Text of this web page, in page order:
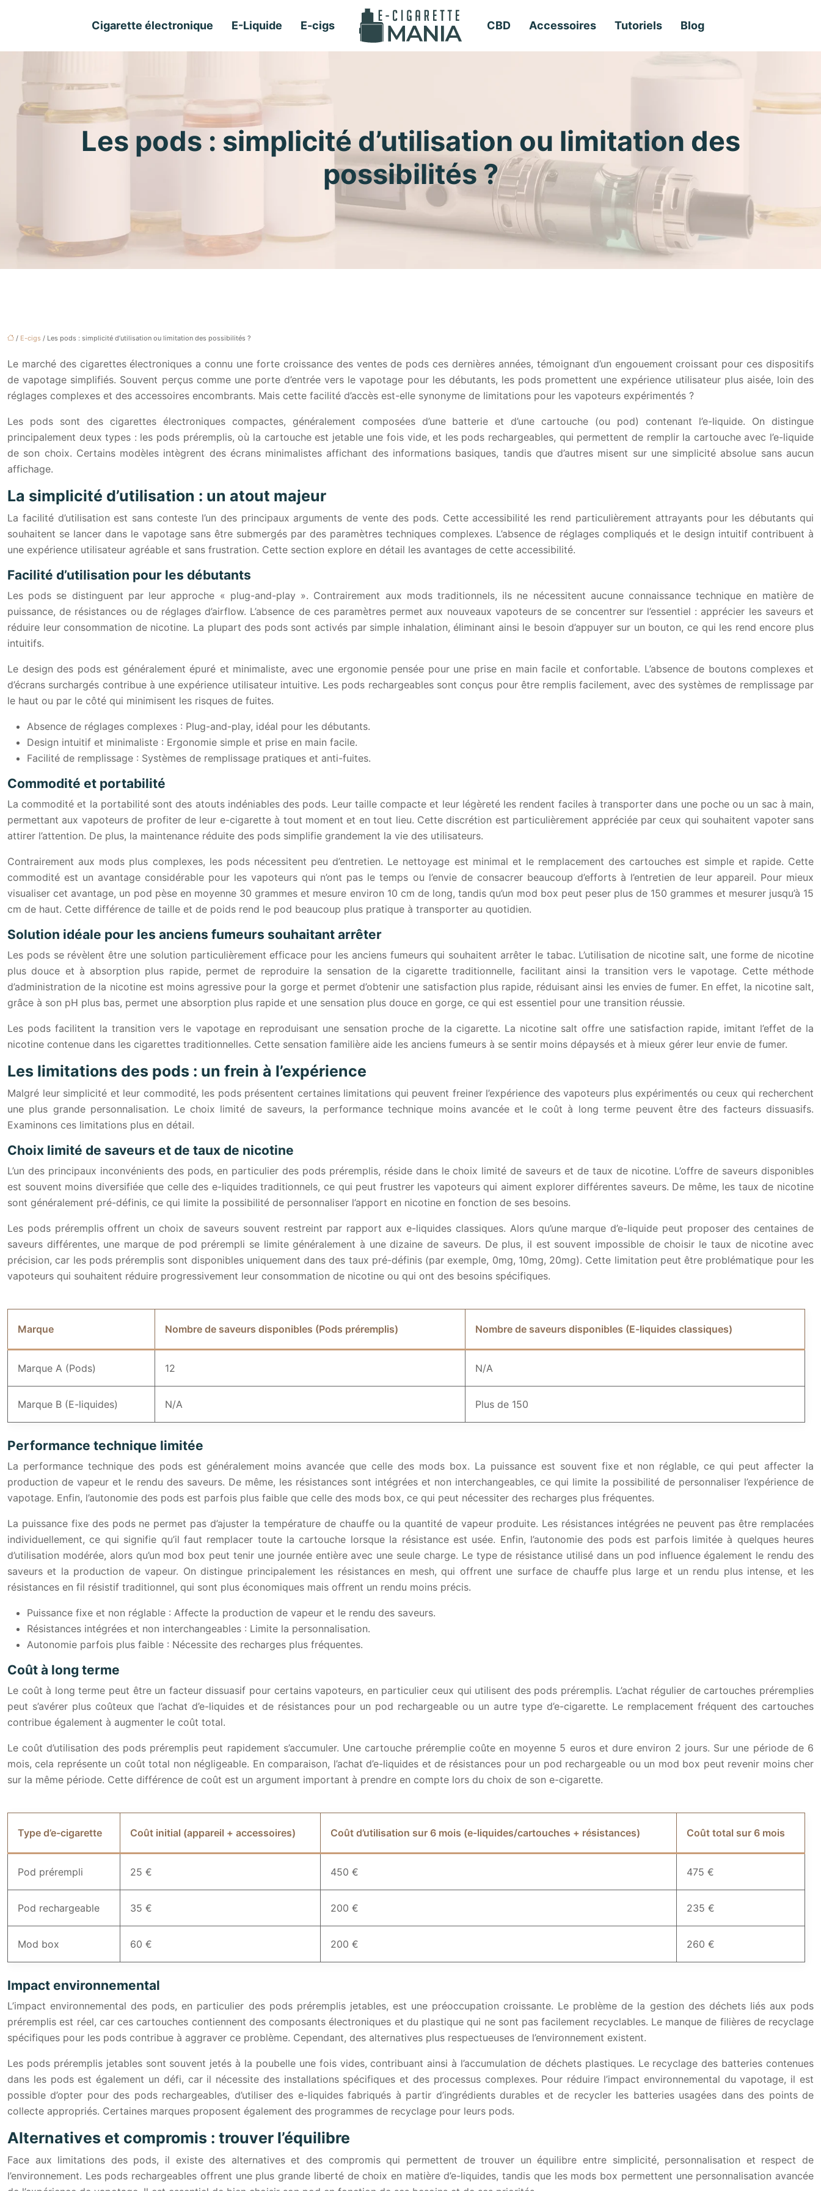
E-cigs
E-Liquide
Cigarette électronique CBD Accessoires Tutoriels Blog
Les pods : simplicité d’utilisation ou limitation des
possibilités ?
/ E-cigs / Les pods : simplicité d’utilisation ou limitation des possibilités ?
Le marché des cigarettes électroniques a connu une forte croissance des ventes de pods ces dernières années, témoignant d’un engouement croissant pour ces dispositifs
de vapotage simplifiés. Souvent perçus comme une porte d’entrée vers le vapotage pour les débutants, les pods promettent une expérience utilisateur plus aisée, loin des
réglages complexes et des accessoires encombrants. Mais cette facilité d’accès est-elle synonyme de limitations pour les vapoteurs expérimentés ?
Les pods sont des cigarettes électroniques compactes, généralement composées d’une batterie et d’une cartouche (ou pod) contenant l’e-liquide. On distingue
principalement deux types : les pods préremplis, où la cartouche est jetable une fois vide, et les pods rechargeables, qui permettent de remplir la cartouche avec l’e-liquide
de son choix. Certains modèles intègrent des écrans minimalistes affichant des informations basiques, tandis que d’autres misent sur une simplicité absolue sans aucun
affichage.
La simplicité d’utilisation : un atout majeur
La facilité d’utilisation est sans conteste l’un des principaux arguments de vente des pods. Cette accessibilité les rend particulièrement attrayants pour les débutants qui
souhaitent se lancer dans le vapotage sans être submergés par des paramètres techniques complexes. L’absence de réglages compliqués et le design intuitif contribuent à
une expérience utilisateur agréable et sans frustration. Cette section explore en détail les avantages de cette accessibilité.
Facilité d’utilisation pour les débutants
Les pods se distinguent par leur approche « plug-and-play ». Contrairement aux mods traditionnels, ils ne nécessitent aucune connaissance technique en matière de
puissance, de résistances ou de réglages d’airflow. L’absence de ces paramètres permet aux nouveaux vapoteurs de se concentrer sur l’essentiel : apprécier les saveurs et
réduire leur consommation de nicotine. La plupart des pods sont activés par simple inhalation, éliminant ainsi le besoin d’appuyer sur un bouton, ce qui les rend encore plus
intuitifs.
Le design des pods est généralement épuré et minimaliste, avec une ergonomie pensée pour une prise en main facile et confortable. L’absence de boutons complexes et
d’écrans surchargés contribue à une expérience utilisateur intuitive. Les pods rechargeables sont conçus pour être remplis facilement, avec des systèmes de remplissage par
le haut ou par le côté qui minimisent les risques de fuites.
Absence de réglages complexes : Plug-and-play, idéal pour les débutants.
Design intuitif et minimaliste : Ergonomie simple et prise en main facile.
Facilité de remplissage : Systèmes de remplissage pratiques et anti-fuites.
Commodité et portabilité
La commodité et la portabilité sont des atouts indéniables des pods. Leur taille compacte et leur légèreté les rendent faciles à transporter dans une poche ou un sac à main,
permettant aux vapoteurs de profiter de leur e-cigarette à tout moment et en tout lieu. Cette discrétion est particulièrement appréciée par ceux qui souhaitent vapoter sans
attirer l’attention. De plus, la maintenance réduite des pods simplifie grandement la vie des utilisateurs.
Contrairement aux mods plus complexes, les pods nécessitent peu d’entretien. Le nettoyage est minimal et le remplacement des cartouches est simple et rapide. Cette
commodité est un avantage considérable pour les vapoteurs qui n’ont pas le temps ou l’envie de consacrer beaucoup d’efforts à l’entretien de leur appareil. Pour mieux
visualiser cet avantage, un pod pèse en moyenne 30 grammes et mesure environ 10 cm de long, tandis qu’un mod box peut peser plus de 150 grammes et mesurer jusqu’à 15
cm de haut. Cette différence de taille et de poids rend le pod beaucoup plus pratique à transporter au quotidien.
Solution idéale pour les anciens fumeurs souhaitant arrêter
Les pods se révèlent être une solution particulièrement efficace pour les anciens fumeurs qui souhaitent arrêter le tabac. L’utilisation de nicotine salt, une forme de nicotine
plus douce et à absorption plus rapide, permet de reproduire la sensation de la cigarette traditionnelle, facilitant ainsi la transition vers le vapotage. Cette méthode
d’administration de la nicotine est moins agressive pour la gorge et permet d’obtenir une satisfaction plus rapide, réduisant ainsi les envies de fumer. En effet, la nicotine salt,
grâce à son pH plus bas, permet une absorption plus rapide et une sensation plus douce en gorge, ce qui est essentiel pour une transition réussie.
Les pods facilitent la transition vers le vapotage en reproduisant une sensation proche de la cigarette. La nicotine salt offre une satisfaction rapide, imitant l’effet de la
nicotine contenue dans les cigarettes traditionnelles. Cette sensation familière aide les anciens fumeurs à se sentir moins dépaysés et à mieux gérer leur envie de fumer.
Les limitations des pods : un frein à l’expérience
Malgré leur simplicité et leur commodité, les pods présentent certaines limitations qui peuvent freiner l’expérience des vapoteurs plus expérimentés ou ceux qui recherchent
une plus grande personnalisation. Le choix limité de saveurs, la performance technique moins avancée et le coût à long terme peuvent être des facteurs dissuasifs.
Examinons ces limitations plus en détail.
Choix limité de saveurs et de taux de nicotine
L’un des principaux inconvénients des pods, en particulier des pods préremplis, réside dans le choix limité de saveurs et de taux de nicotine. L’offre de saveurs disponibles
est souvent moins diversifiée que celle des e-liquides traditionnels, ce qui peut frustrer les vapoteurs qui aiment explorer différentes saveurs. De même, les taux de nicotine
sont généralement pré-définis, ce qui limite la possibilité de personnaliser l’apport en nicotine en fonction de ses besoins.
Les pods préremplis offrent un choix de saveurs souvent restreint par rapport aux e-liquides classiques. Alors qu’une marque d’e-liquide peut proposer des centaines de
saveurs différentes, une marque de pod prérempli se limite généralement à une dizaine de saveurs. De plus, il est souvent impossible de choisir le taux de nicotine avec
précision, car les pods préremplis sont disponibles uniquement dans des taux pré-définis (par exemple, 0mg, 10mg, 20mg). Cette limitation peut être problématique pour les
vapoteurs qui souhaitent réduire progressivement leur consommation de nicotine ou qui ont des besoins spécifiques.
Marque Nombre de saveurs disponibles (Pods préremplis) Nombre de saveurs disponibles (E-liquides classiques)
Marque A (Pods) 12 N/A
Marque B (E-liquides) N/A Plus de 150
Performance technique limitée
La performance technique des pods est généralement moins avancée que celle des mods box. La puissance est souvent fixe et non réglable, ce qui peut affecter la
production de vapeur et le rendu des saveurs. De même, les résistances sont intégrées et non interchangeables, ce qui limite la possibilité de personnaliser l’expérience de
vapotage. Enfin, l’autonomie des pods est parfois plus faible que celle des mods box, ce qui peut nécessiter des recharges plus fréquentes.
La puissance fixe des pods ne permet pas d’ajuster la température de chauffe ou la quantité de vapeur produite. Les résistances intégrées ne peuvent pas être remplacées
individuellement, ce qui signifie qu’il faut remplacer toute la cartouche lorsque la résistance est usée. Enfin, l’autonomie des pods est parfois limitée à quelques heures
d’utilisation modérée, alors qu’un mod box peut tenir une journée entière avec une seule charge. Le type de résistance utilisé dans un pod influence également le rendu des
saveurs et la production de vapeur. On distingue principalement les résistances en mesh, qui offrent une surface de chauffe plus large et un rendu plus intense, et les
résistances en fil résistif traditionnel, qui sont plus économiques mais offrent un rendu moins précis.
Puissance fixe et non réglable : Affecte la production de vapeur et le rendu des saveurs.
Résistances intégrées et non interchangeables : Limite la personnalisation.
Autonomie parfois plus faible : Nécessite des recharges plus fréquentes.
Coût à long terme
Le coût à long terme peut être un facteur dissuasif pour certains vapoteurs, en particulier ceux qui utilisent des pods préremplis. L’achat régulier de cartouches préremplies
peut s’avérer plus coûteux que l’achat d’e-liquides et de résistances pour un pod rechargeable ou un autre type d’e-cigarette. Le remplacement fréquent des cartouches
contribue également à augmenter le coût total.
Le coût d’utilisation des pods préremplis peut rapidement s’accumuler. Une cartouche préremplie coûte en moyenne 5 euros et dure environ 2 jours. Sur une période de 6
mois, cela représente un coût total non négligeable. En comparaison, l’achat d’e-liquides et de résistances pour un pod rechargeable ou un mod box peut revenir moins cher
sur la même période. Cette différence de coût est un argument important à prendre en compte lors du choix de son e-cigarette.
Type d’e-cigarette Coût initial (appareil + accessoires) Coût d’utilisation sur 6 mois (e-liquides/cartouches + résistances) Coût total sur 6 mois
Pod prérempli 25 € 450 € 475 €
Pod rechargeable 35 € 200 € 235 €
Mod box 60 € 200 € 260 €
Impact environnemental
L’impact environnemental des pods, en particulier des pods préremplis jetables, est une préoccupation croissante. Le problème de la gestion des déchets liés aux pods
préremplis est réel, car ces cartouches contiennent des composants électroniques et du plastique qui ne sont pas facilement recyclables. Le manque de filières de recyclage
spécifiques pour les pods contribue à aggraver ce problème. Cependant, des alternatives plus respectueuses de l’environnement existent.
Les pods préremplis jetables sont souvent jetés à la poubelle une fois vides, contribuant ainsi à l’accumulation de déchets plastiques. Le recyclage des batteries contenues
dans les pods est également un défi, car il nécessite des installations spécifiques et des processus complexes. Pour réduire l’impact environnemental du vapotage, il est
possible d’opter pour des pods rechargeables, d’utiliser des e-liquides fabriqués à partir d’ingrédients durables et de recycler les batteries usagées dans des points de
collecte appropriés. Certaines marques proposent également des programmes de recyclage pour leurs pods.
Alternatives et compromis : trouver l’équilibre
Face aux limitations des pods, il existe des alternatives et des compromis qui permettent de trouver un équilibre entre simplicité, personnalisation et respect de
l’environnement. Les pods rechargeables offrent une plus grande liberté de choix en matière d’e-liquides, tandis que les mods box permettent une personnalisation avancée